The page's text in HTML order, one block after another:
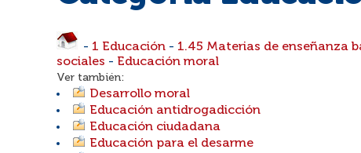
- 1 Educación - 1.45 Materias de enseñanza
sociales - Educación moral
Ver también:
Desarrollo moral
Educación antidrogadicción
Educación ciudadana
Educación para el desarme